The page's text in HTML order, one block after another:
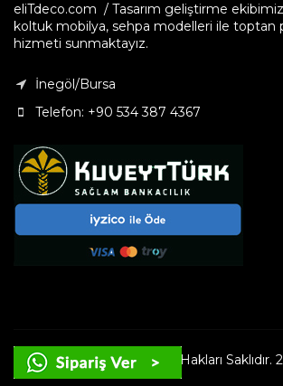
eliTdeco.com / Tasarım geliştirme ekibimiz
koltuk mobilya, sehpa modelleri ile toptan
hizmeti sunmaktayız.
İnegöl/Bursa
Telefon: +90 534 387 4367
© Copyright - Tüm Hakları Saklıdır.